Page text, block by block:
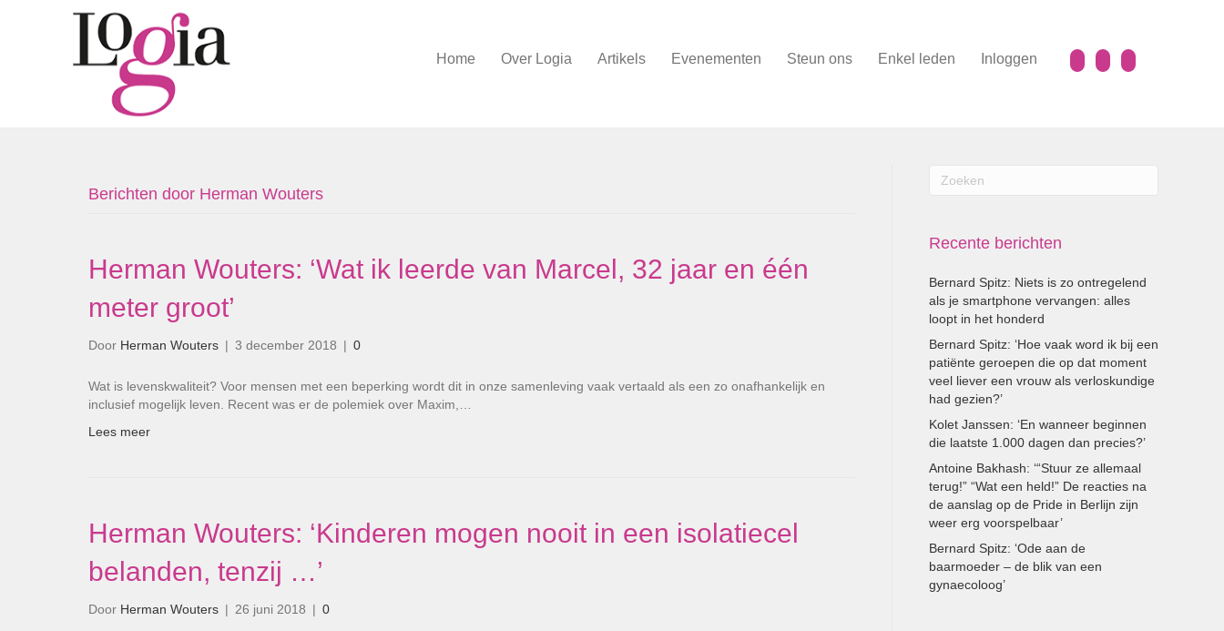
Home Over Logia Artikels Evenementen Steun ons Enkel leden Inloggen
Berichten door Herman Wouters
Herman Wouters: ‘Wat ik leerde van Marcel, 32 jaar en één
meter groot’
Door Herman Wouters | 3 december 2018 | 0
Wat is levenskwaliteit? Voor mensen met een beperking wordt dit in onze ­samenleving vaak vertaald als een zo on­afhankelijk en
inclusief mogelijk leven. ­Recent was er de polemiek over Maxim,…
Lees meer
Herman Wouters: ‘Kinderen mogen nooit in een isolatiecel
belanden, tenzij …’
Door Herman Wouters | 26 juni 2018 | 0
Recente berichten
Bernard Spitz: Niets is zo ontregelend
als je smartphone vervangen: alles
loopt in het honderd
Bernard Spitz: ‘Hoe vaak word ik bij een
patiënte geroepen die op dat moment
veel liever een vrouw als verloskundige
had gezien?’
Kolet Janssen: ‘En wanneer beginnen
die laatste 1.000 dagen dan precies?’
Antoine Bakhash: ‘“Stuur ze allemaal
terug!” “Wat een held!” De reacties na
de aanslag op de Pride in Berlijn zijn
weer erg voorspelbaar’
Bernard Spitz: ‘Ode aan de
baarmoeder – de blik van een
gynaecoloog’